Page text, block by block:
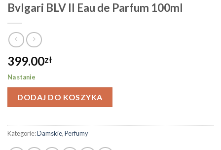
Bvlgari BLV II Eau de Parfum 100ml
399.00zł
Na stanie
DODAJ DO KOSZYKA
Kategorie:Damskie,Perfumy